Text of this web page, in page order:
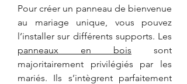
Pour créer un panneau de bienvenue
au mariage unique, vous pouvez
panneaux en bois sont
majoritairement privilégiés par les
mariés. Ils s’intègrent parfaitement